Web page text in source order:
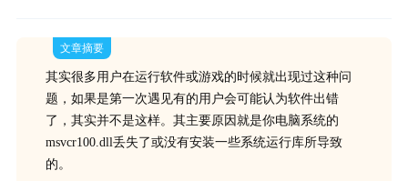
文章摘要
其实很多用户在运行软件或游戏的时候就出现过这种问
题，如果是第一次遇见有的用户会可能认为软件出错
了，其实并不是这样。其主要原因就是你电脑系统的
msvcr100.dll丢失了或没有安装一些系统运行库所导致
的。